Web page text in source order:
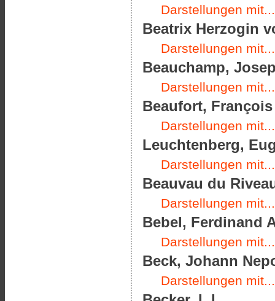
Darstellungen mit...
Beatrix Herzogin
Darstellungen mit...
Beauchamp,
Darstellungen mit...
Beaufort, François
Darstellungen mit...
Leuchtenberg,
Darstellungen mit...
Beauvau du
Darstellungen mit...
Bebel, Ferdinand
Darstellungen mit...
Beck, Johann
Darstellungen mit...